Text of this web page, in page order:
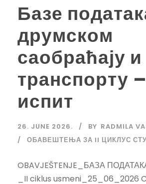
Базе
друмском
саобраћају и
транспорту –
испит
26. JUNE 2026. BY RADMILA
ОБАВЕШТЕЊА ЗА II ЦИКЛУС
OBAVJEŠTENJE_БАЗА
_II ciklus usmeni_25_06_2026